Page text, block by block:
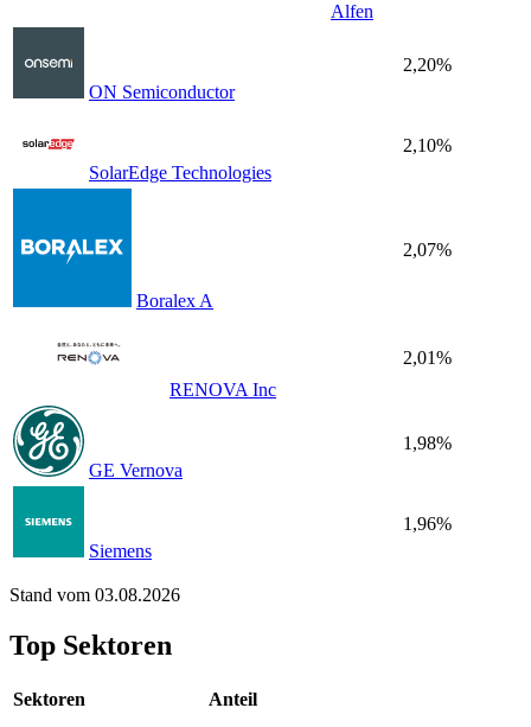
Alfen
ON Semiconductor
2,20%
SolarEdge Technologies
2,10%
Boralex A
2,07%
RENOVA Inc
2,01%
GE Vernova
1,98%
Siemens
1,96%
Stand vom 03.08.2026
Top Sektoren
Sektoren Anteil